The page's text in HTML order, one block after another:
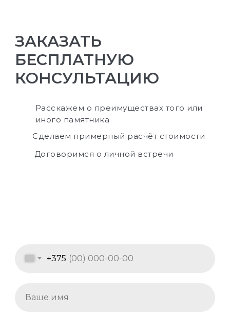
ЗАКАЗАТЬ
БЕСПЛАТНУЮ
КОНСУЛЬТАЦИЮ
+375
Расскажем о преимуществах того или
иного памятника
Сделаем примерный расчёт стоимости
Договоримся о личной встречи